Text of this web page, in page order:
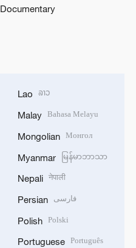
Documentary
Lao ລາວ
Malay Bahasa Melayu
Mongolian Монгол
Myanmar မြန်မာဘာသာ
Nepali नेपाली
Persian فارسی
Polish Polski
Portuguese Português